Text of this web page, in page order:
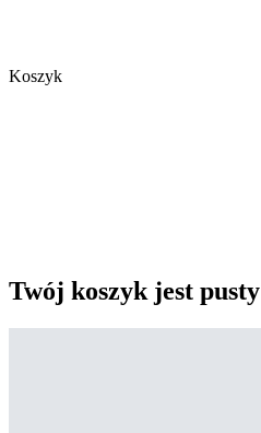
Koszyk
Twój koszyk jest pusty